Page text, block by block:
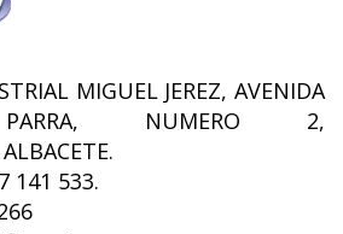
MIGUEL JEREZ, AVENIDA
PARRA, NUMERO 2,
141 533.